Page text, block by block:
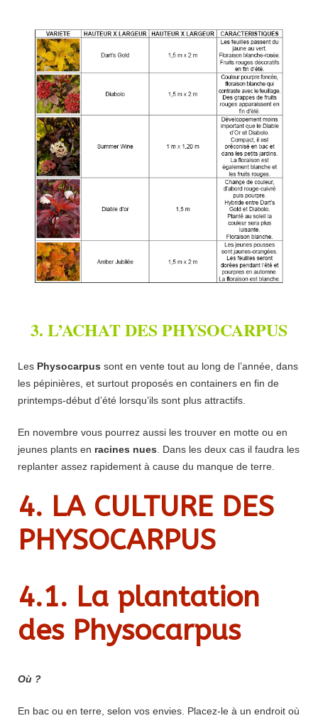
3. L’ACHAT DES PHYSOCARPUS
Les Physocarpus sont en vente tout au long de l’année, dans
les pépinières, et surtout proposés en containers en fin de
printemps-début d’été lorsqu’ils sont plus attractifs.
En novembre vous pourrez aussi les trouver en motte ou en
jeunes plants en racines nues . Dans les deux cas il faudra les
replanter assez rapidement à cause du manque de terre.
4. LA CULTURE DES
PHYSOCARPUS
4.1. La plantation
des Physocarpus
Où ?
En bac ou en terre, selon vos envies. Placez-le à un endroit où